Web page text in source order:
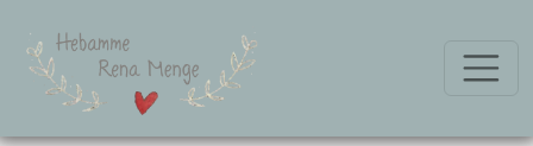
Hauptnavigation
Kategorie:Uncategorized